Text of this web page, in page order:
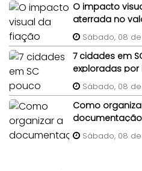
O impacto
aterrada no
lotes em
Sábado, 08
7 cidades em
exploradas por
imobiliários
Sábado, 08
Como
anunciar uma
em Bombinhas?
Sábado, 08